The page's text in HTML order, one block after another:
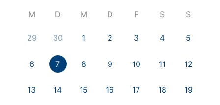
M D M D F S S
29 30 1 2 3 4 5
6 7 8 9 10 11 12
13 14 15 16 17 18 19